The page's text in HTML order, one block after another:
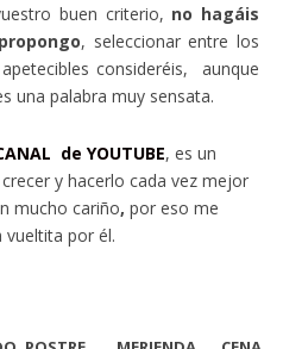
buen criterio, no hagáis
, seleccionar entre los
consideréis, aunque
una palabra muy sensata.
de YOUTUBE, es un
y hacerlo cada vez mejor
mucho cariño, por eso me
vueltita por él.